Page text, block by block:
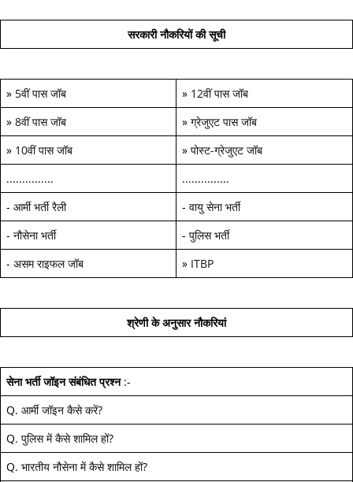
सरकारी नौकरियों की सूची
» 5वीं पास जॉब » 12वीं पास जॉब
» 8वीं पास जॉब » ग्रेजुएट पास जॉब
» 10वीं पास जॉब » पोस्ट-ग्रेजुएट जॉब
...............
...............
- आर्मी भर्ती रैली - वायु सेना भर्ती
- नौसेना भर्ती - पुलिस भर्ती
- असम राइफल जॉब » ITBP
श्रेणी के अनुसार नौकरियां
सेना भर्ती जॉइन संबंधित प्रश्न:-
Q. आर्मी जॉइन कैसे करें?
Q. पुलिस में कैसे शामिल हों?
Q. भारतीय नौसेना में कैसे शामिल हों?